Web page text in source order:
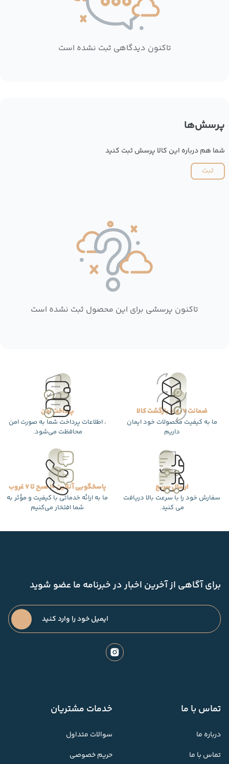
تاکنون دیدگاهی ثبت نشده است
پرسش‌ها
شما هم درباره این کالا پرسش ثبت کنید
ثبت
تاکنون پرسشی برای این محصول ثبت نشده است
ضمانت 7 روزه بازگشت کالا
ما به کیفیت محصولات خود ایمان
داریم
پرداخت امن
، اطلاعات پرداخت شما به صورت امن
محافظت می‌شود.
ارسال سریع
سفارش خود را با سرعت بالا دریافت
می کنید.
پاسخگویی آنلاین 10 صبح تا 7 غروب
ما به ارائه خدماتی با کیفیت و مؤثر به
شما افتخار می‌کنیم
برای آگاهی از آخرین اخبار در خبرنامه ما عضو شوید
تماس با ما
درباره ما
تماس با ما
خدمات مشتریان
سوالات متداول
حریم خصوصی